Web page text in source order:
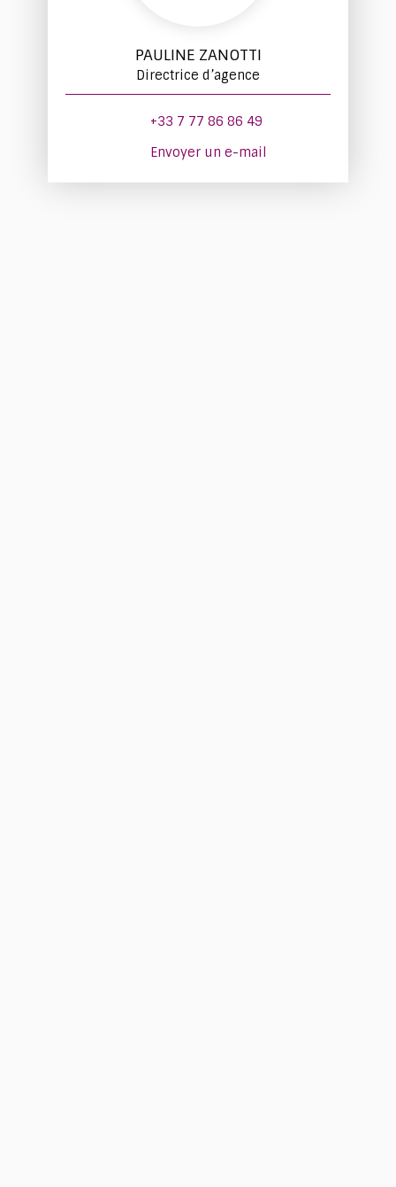
PAULINE ZANOTTI
Directrice d’agence
+33 7 77 86 86 49
Envoyer un e-mail